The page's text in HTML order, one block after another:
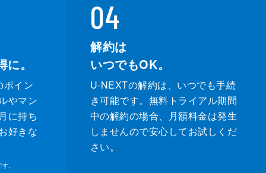
。
ポイン
やマン
に持ち
好きな
。
04
解約は
いつでもOK。
U-NEXTの解約は、いつでも手続
き可能です。無料トライアル期間
中の解約の場合、月額料金は発生
しませんので安心してお試しくだ
さい。